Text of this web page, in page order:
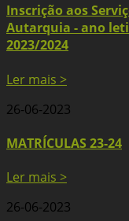
Inscrição aos
Autarquia - ano
2023/2024
Ler mais >
26-06-2023
MATRÍCULAS 23-24
Ler mais >
26-06-2023